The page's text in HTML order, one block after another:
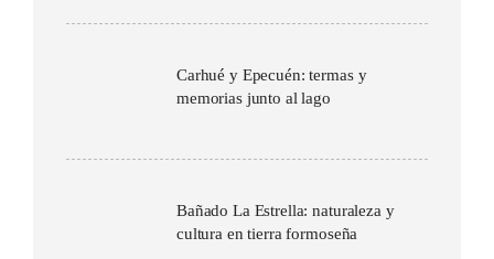
Carhué y Epecuén: termas y
memorias junto al lago
Bañado La Estrella: naturaleza y
cultura en tierra formoseña